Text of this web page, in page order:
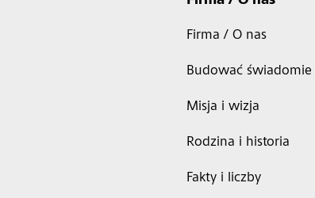
Firma / O nas
Budować świadomie
Misja i wizja
Rodzina i historia
Fakty i liczby